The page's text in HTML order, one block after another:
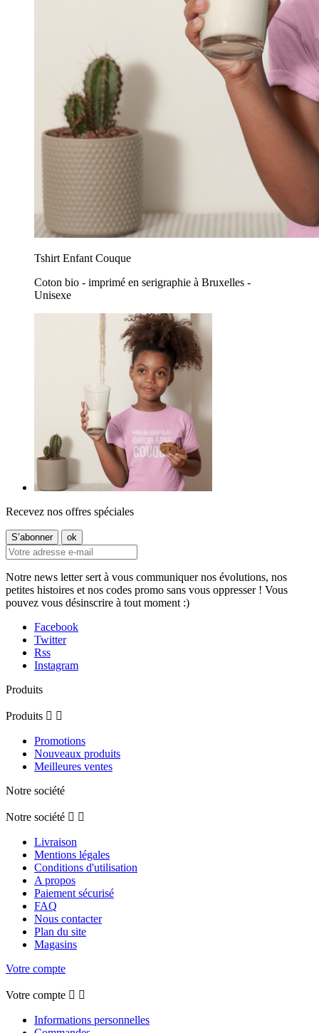
Tshirt Enfant Couque
Coton bio - imprimé en serigraphie à Bruxelles -
Unisexe
Recevez nos offres spéciales
Notre news letter sert à vous communiquer nos évolutions, nos
petites histoires et nos codes promo sans vous oppresser ! Vous
pouvez vous désinscrire à tout moment :)
Facebook
Twitter
Rss
Instagram
Produits
Produits  
Promotions
Nouveaux produits
Meilleures ventes
Notre société
Notre société  
Livraison
Mentions légales
Conditions d'utilisation
A propos
Paiement sécurisé
FAQ
Nous contacter
Plan du site
Magasins
Votre compte
Votre compte  
Informations personnelles